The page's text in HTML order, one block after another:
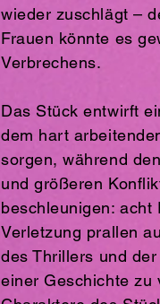
wieder zuschlägt –
Frauen könnte es
Verbrechens.
Das Stück entwirft
dem hart
sorgen, während
und größeren
beschleunigen: acht
Verletzung prallen
des Thrillers und
einer Geschichte zu